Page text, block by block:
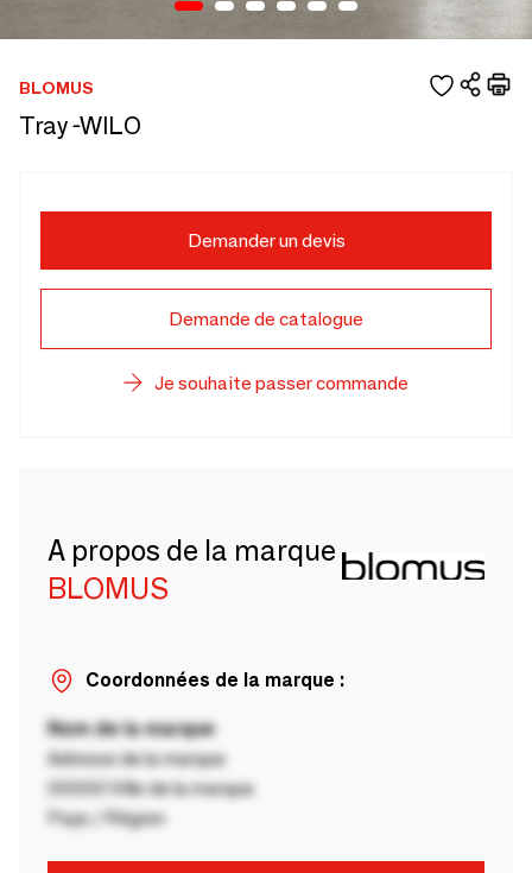
BLOMUS
Tray -WILO
Demander un devis
Demande de catalogue
Je souhaite passer commande
A propos de la marque
BLOMUS
Coordonnées de la marque :
Nom de la marque
Adresse de la marque
00000 Ville de la marque
Pays / Région